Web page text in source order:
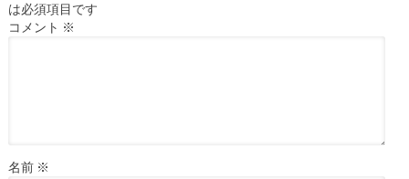
は必須項目です
コメント ※
名前 ※